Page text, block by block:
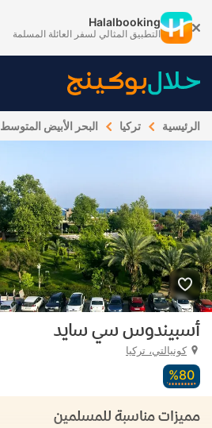
Halalbooking
التطبيق المثالي لسفر العائلة المسلمة
الرئيسية تركيا البحر الأبيض المتوسط
أسبيندوس سي سايد
كونيالتي، تركيا
80‏%
مميزات مناسبة للمسلمين